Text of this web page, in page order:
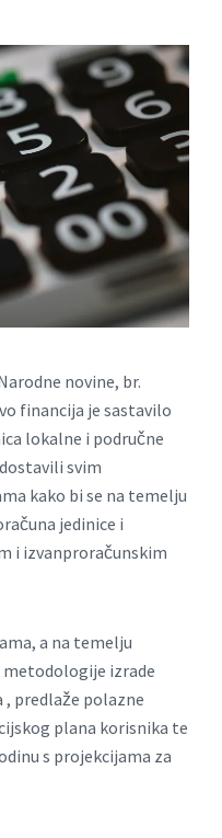
novine, br.
financija je sastavilo
lokalne i područne
svim
kako bi se na temelju
jedinice i
i izvanproračunskim
a na temelju
izrade
predlaže polazne
plana korisnika te
s projekcijama za